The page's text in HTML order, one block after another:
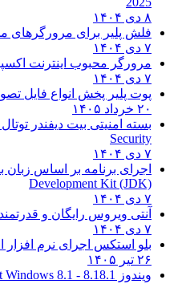
۸ دی ۱۴۰۴
فلش پلیر برای مرورگرهای
۷ دی ۱۴۰۴
مرورگر محبوب اینترنت
۷ دی ۱۴۰۴
پوت پلیر پخش انواع فایل
۲۰ خرداد ۱۴۰۵
بسته امنیتی بیت دیفندر
Security
۷ دی ۱۴۰۴
اجرای برنامه بر اساس زبان
Development Kit (JDK)
۷ دی ۱۴۰۴
آنتی ویروس رایگان و قدرتمند
۷ دی ۱۴۰۴
بلو استکس اجرای نرم افزار
۲۶ تیر ۱۴۰۵
ویندوز 8.1
8.1 - Microsoft Windows 8.1